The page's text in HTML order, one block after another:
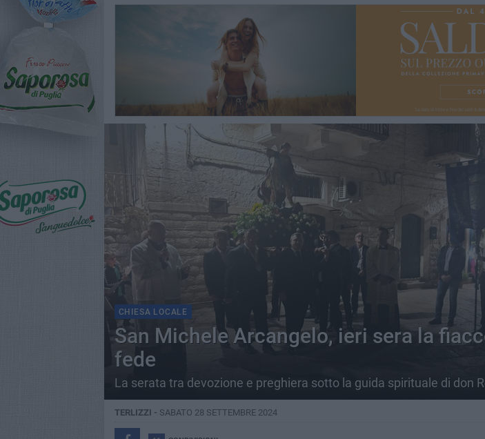
CHIESA LOCALE
San Michele Arcangelo, ieri sera la
fede
La serata tra devozione e preghiera sotto la guida spirituale di don
TERLIZZI - SABATO 28 SETTEMBRE 2024